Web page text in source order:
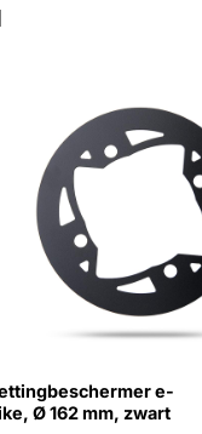
e-
Ø 162 mm, zwart